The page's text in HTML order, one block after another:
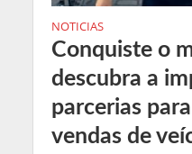
NOTICIAS
Conquiste o
descubra a
parcerias
vendas de